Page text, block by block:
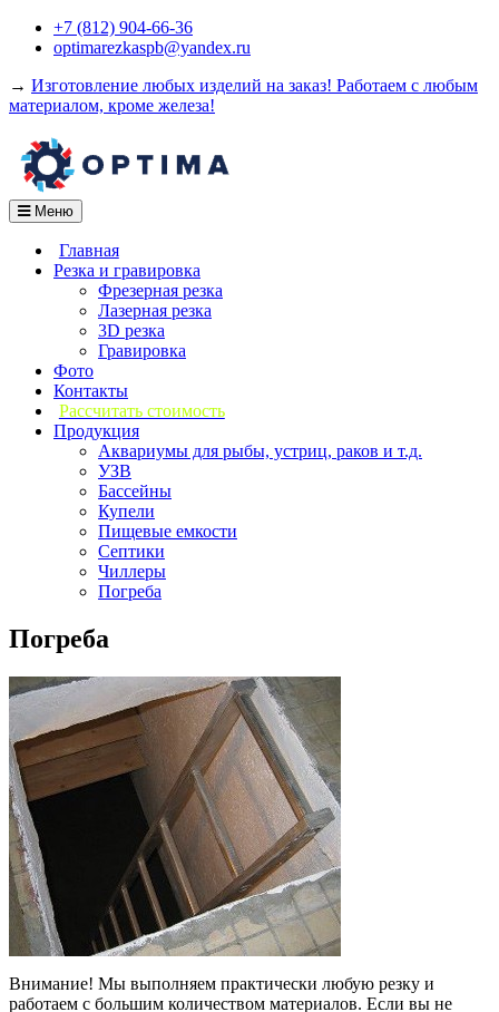
Перейти+7 (812) 904-66-36
optimarezkaspb@yandex.ru
→ Изготовление любых изделий на заказ! Работаем с любым
материалом, кроме железа!
Меню
Главная
Резка и гравировка
Фрезерная резка
Лазерная резка
3D резка
Гравировка
Фото
Контакты
Рассчитать стоимость
Продукция
Аквариумы для рыбы, устриц, раков и т.д.
УЗВ
Бассейны
Купели
Пищевые емкости
Септики
Чиллеры
Погреба
Погреба
Внимание! Мы выполняем практически любую резку и
работаем с большим количеством материалов. Если вы не